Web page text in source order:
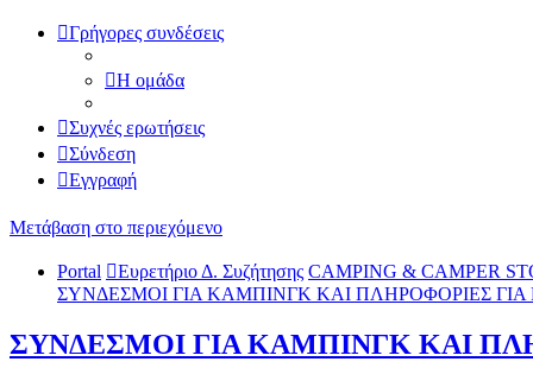
Γρήγορες συνδέσεις
Η ομάδα
Συχνές ερωτήσεις
Σύνδεση
Εγγραφή
Μετάβαση στο περιεχόμενο
Portal Ευρετήριο Δ. Συζήτησης CAMPING & CAMPER
ΣΥΝΔΕΣΜΟΙ ΓΙΑ ΚΑΜΠΙΝΓΚ ΚΑΙ ΠΛΗΡΟΦΟΡΙΕΣ ΓΙΑ
ΣΥΝΔΕΣΜΟΙ ΓΙΑ ΚΑΜΠΙΝΓΚ ΚΑΙ